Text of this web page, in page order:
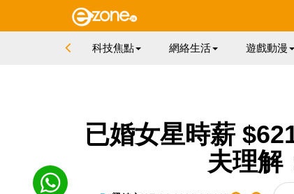
科技焦點 網絡生活 遊戲動漫
已婚女星時薪
夫理解